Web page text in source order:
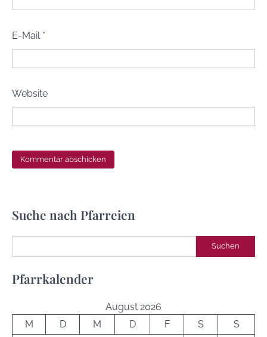
E-Mail *
Website
Suche nach Pfarreien
Suchen
Pfarrkalender
August 2026
M
D M D F S
S